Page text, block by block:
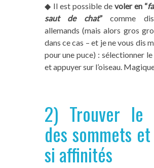
◆ Il est possible devoler en “
saut de chat”comme
allemands (mais alors gros
dans ce cas – et je ne vous dis
pour une puce) : sélectionner
et appuyer sur l’oiseau.
2) Trouver le
des sommets
si affinités